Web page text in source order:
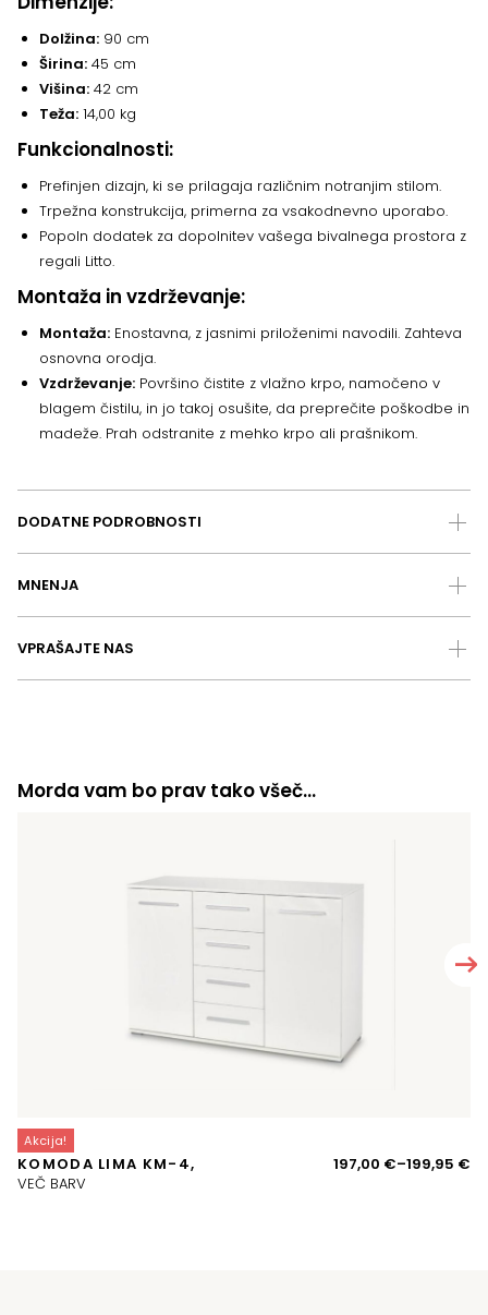
Dolžina: 90 cm
Širina: 45 cm
Višina: 42 cm
Teža: 14,00 kg
Funkcionalnosti:
Prefinjen dizajn, ki se prilagaja različnim notranjim stilom.
Trpežna konstrukcija, primerna za vsakodnevno uporabo.
Popoln dodatek za dopolnitev vašega bivalnega prostora z
regali Litto.
Montaža in vzdrževanje:
Montaža: Enostavna, z jasnimi priloženimi navodili. Zahteva
osnovna orodja.
Vzdrževanje: Površino čistite z vlažno krpo, namočeno v
blagem čistilu, in jo takoj osušite, da preprečite poškodbe in
madeže. Prah odstranite z mehko krpo ali prašnikom.
DODATNE PODROBNOSTI
MNENJA
VPRAŠAJTE NAS
Morda vam bo prav tako všeč…
Akcija!
KOMODA LIMA KM-4,
VEČ BARV
197,00 €–199,95 €